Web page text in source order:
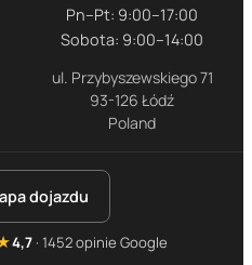
Pn–Pt: 9:00–17:00
Sobota: 9:00–14:00
ul. Przybyszewskiego 71
93-126 Łódź
Poland
dojazdu
4,7· 1452 opinie Google